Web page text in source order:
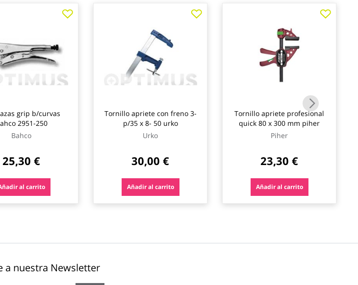
grip b/curvas
2951-250
Bahco
25,30 €
al carrito
Tornillo apriete con freno 3-
p/35 x 8- 50 urko
Urko
30,00 €
Añadir al carrito
Tornillo apriete profesional
quick 80 x 300 mm piher
Piher
23,30 €
Añadir al carrito
a nuestra Newsletter